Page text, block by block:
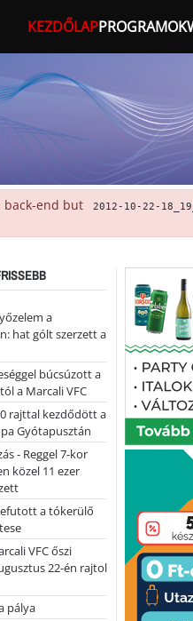
KEZDŐLAPPROGRAMOK
back-end but 2012-10-22-
a
hat gólt szerzett a
búcsúzott a
a Marcali VFC
rajttal kezdődött a
Gyótapusztán
- Reggel 7-kor
közel 11 ezer
a tókerülő
VFC őszi
22-én rajtol
pálya